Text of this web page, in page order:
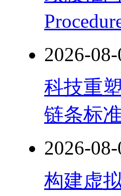
2026-
科技重
链条标
2026-
构建虚